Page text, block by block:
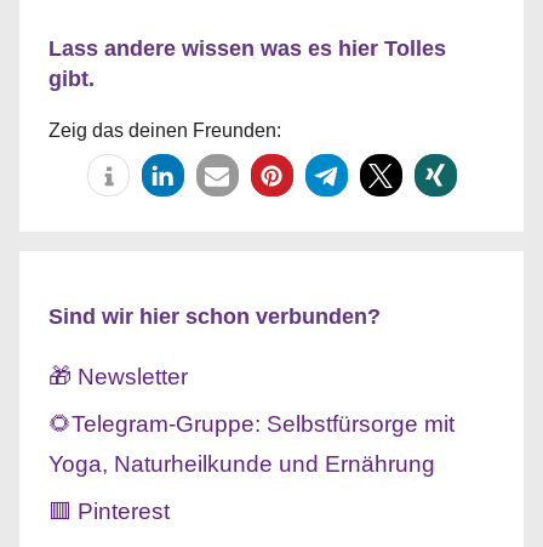
Lass andere wissen was es hier Tolles
gibt.
Zeig das deinen Freunden:
Sind wir hier schon verbunden?
🎁 Newsletter
🌻Telegram-Gruppe: Selbstfürsorge mit
Yoga, Naturheilkunde und Ernährung
🟥 Pinterest